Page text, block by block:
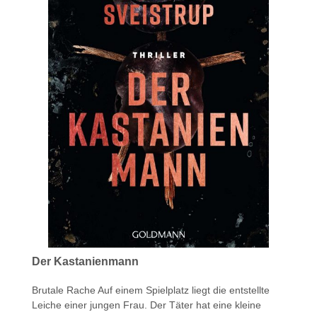
Der Kastanienmann
Brutale Rache Auf einem Spielplatz liegt die entstellte
Leiche einer jungen Frau. Der Täter hat eine kleine